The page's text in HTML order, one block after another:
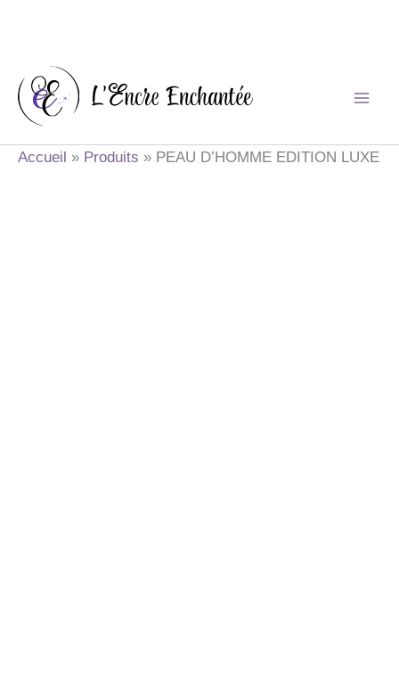
contenu
Accueil Produits PEAU D’HOMME EDITION LUXE